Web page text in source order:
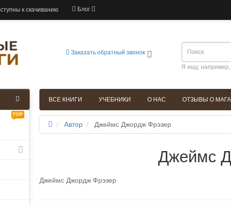
к скачиванию Блог
Заказать обратный звонок
Я ищу, например,
ВСЕ КНИГИ УЧЕБНИКИ О НАС ОТЗЫВЫ О
TOP
Автор Джеймс Джордж Фрэзер
Джеймс
Джеймс Джордж Фрэзер